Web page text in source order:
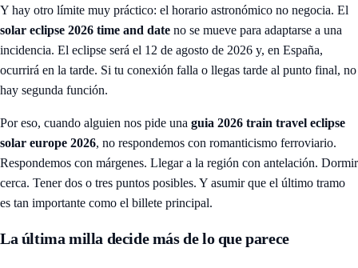
Y hay otro límite muy práctico: el horario astronómico no negocia. El
solar eclipse 2026 time and date no se mueve para adaptarse a una
incidencia. El eclipse será el 12 de agosto de 2026 y, en España,
ocurrirá en la tarde. Si tu conexión falla o llegas tarde al punto final, no
hay segunda función.
Por eso, cuando alguien nos pide una guia 2026 train travel eclipse
solar europe 2026, no respondemos con romanticismo ferroviario.
Respondemos con márgenes. Llegar a la región con antelación. Dormir
cerca. Tener dos o tres puntos posibles. Y asumir que el último tramo
es tan importante como el billete principal.
La última milla decide más de lo que parece